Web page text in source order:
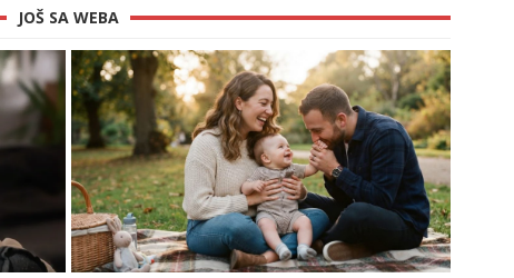
JOŠ SA WEBA